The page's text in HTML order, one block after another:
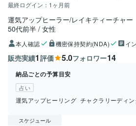
最終ログイン： 1ヶ月前
運気アップヒーラー/レイキティーチャー
50代前半 女性
本人確認 機密保持契約(NDA) イ
販売実績1 評価 5.0フォロワー14
納品ごとの予算目安
占い
運気アップヒーリング チャクラリーディ
スケジュール